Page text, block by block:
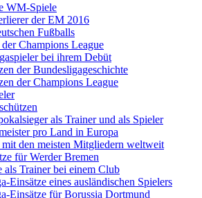
WM-Spiele
der EM 2016
Fußballs
Champions League
bei ihrem Debüt
der Bundesligageschichte
der Champions League
als Trainer und als Spieler
pro Land in Europa
den meisten Mitgliedern weltweit
für Werder Bremen
Trainer bei einem Club
Einsätze eines ausländischen Spielers
Einsätze für Borussia Dortmund